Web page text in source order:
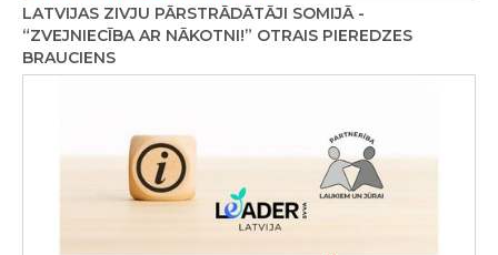
LATVIJAS ZIVJU PĀRSTRĀDĀTĀJI SOMIJĀ -
“ZVEJNIECĪBA AR NĀKOTNI!” OTRAIS PIEREDZES
BRAUCIENS